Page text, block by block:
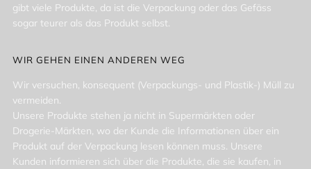
gibt viele Produkte, da ist die Verpackung oder das Gefäss
sogar teurer als das Produkt selbst.
WIR GEHEN EINEN ANDEREN WEG
Wir versuchen, konsequent (Verpackungs- und Plastik-) Müll zu
vermeiden.
Unsere Produkte stehen ja nicht in Supermärkten oder
Drogerie-Märkten, wo der Kunde die Informationen über ein
Produkt auf der Verpackung lesen können muss. Unsere
Kunden informieren sich über die Produkte, die sie kaufen, in